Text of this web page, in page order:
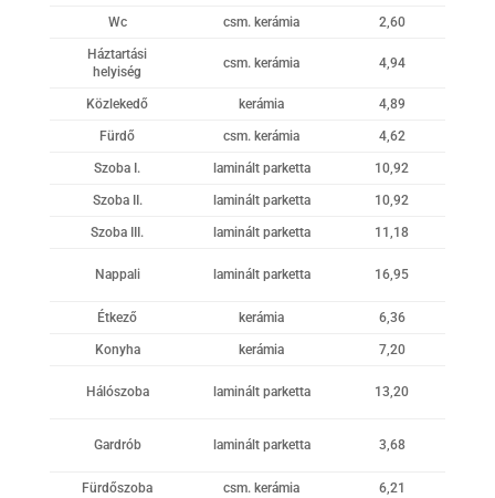
Wc csm. kerámia 2,60
Háztartási
helyiség
csm. kerámia 4,94
Közlekedő kerámia 4,89
Fürdő csm. kerámia 4,62
Szoba I. laminált parketta 10,92
Szoba II. laminált parketta 10,92
Szoba III. laminált parketta 11,18
Nappali laminált parketta 16,95
Étkező kerámia 6,36
Konyha kerámia 7,20
Hálószoba laminált parketta 13,20
Gardrób laminált parketta 3,68
Fürdőszoba csm. kerámia 6,21